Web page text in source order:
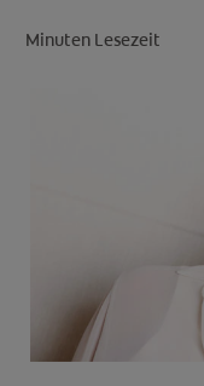
Minuten Lesezeit